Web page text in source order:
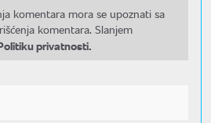
komentara mora se upoznati sa
komentara. Slanjem
privatnosti.